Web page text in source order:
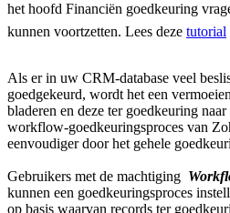
het hoofd Financiën goedkeuring
kunnen voortzetten. Lees deze tutorial
Als er in uw CRM-database veel
goedgekeurd, wordt het een
bladeren en deze ter goedkeuring
workflow-goedkeuringsproces van
eenvoudiger door het gehele
​Gebruikers met de machtiging
kunnen een goedkeuringsproces
op basis waarvan records ter